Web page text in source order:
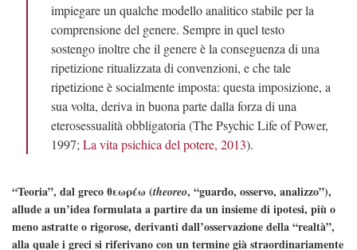
impiegare un qualche modello analitico stabile per la
comprensione del genere. Sempre in quel testo
sostengo inoltre che il genere è la conseguenza di una
ripetizione ritualizzata di convenzioni, e che tale
ripetizione è socialmente imposta: questa imposizione, a
sua volta, deriva in buona parte dalla forza di una
eterosessualità obbligatoria (The Psychic Life of Power,
1997; La vita psichica del potere, 2013).
“Teoria”, dal greco θεωρέω (theoreo, “guardo, osservo, analizzo”),
allude a un’idea formulata a partire da un insieme di ipotesi, più o
meno astratte o rigorose, derivanti dall’osservazione della “realtà”,
alla quale i greci si riferivano con un termine già straordinariamente